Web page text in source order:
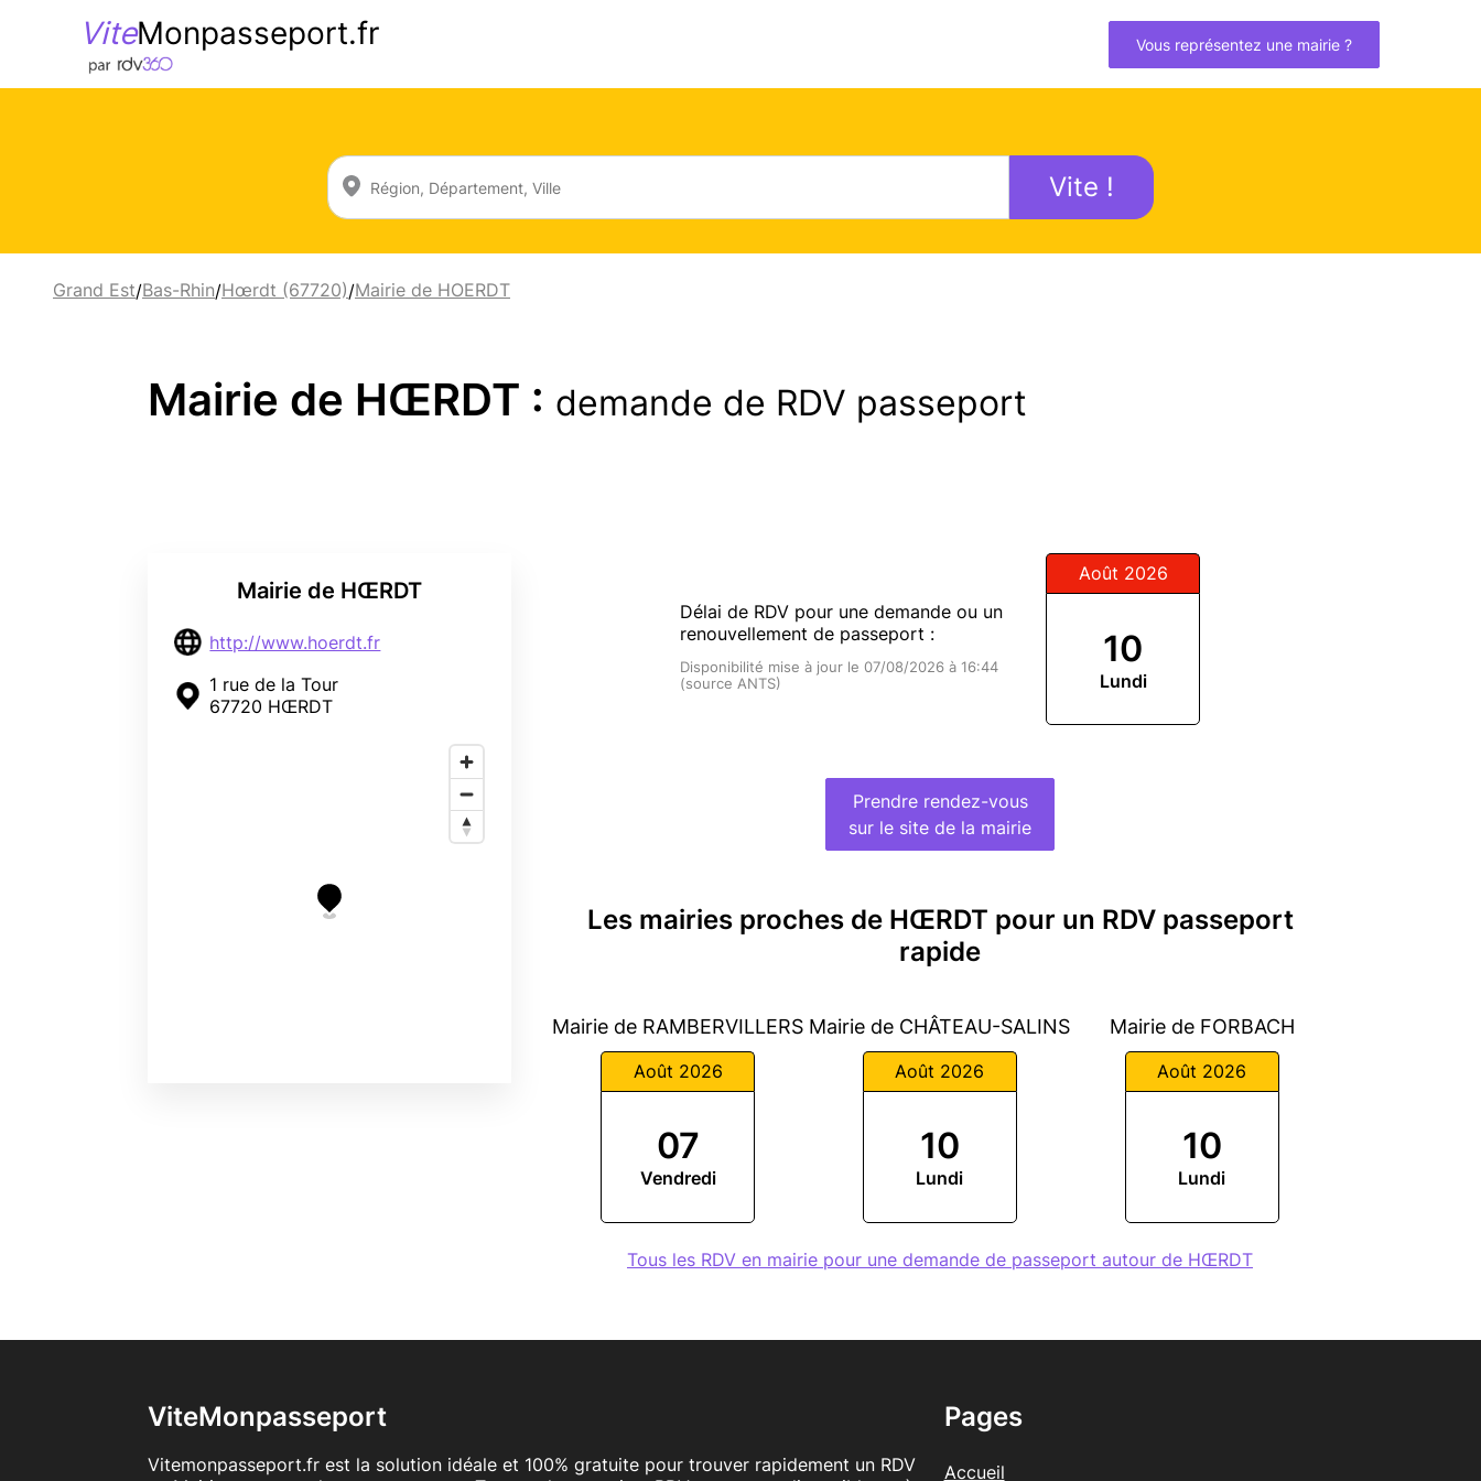
ViteMonpasseport.fr Vous représentez une mairie ?
Vite !
Grand Est/Bas-Rhin/Hœrdt (67720)/Mairie de HOERDT
Mairie de HŒRDT : demande de RDV passeport
Mairie de HŒRDT
http://www.hoerdt.fr
1 rue de la Tour
67720 HŒRDT
Délai de RDV pour une demande ou un
renouvellement de passeport :
Disponibilité mise à jour le 07/08/2026 à 16:44
(source ANTS)
Août 2026
10
Lundi
Prendre rendez-vous
sur le site de la mairie
Les mairies proches de HŒRDT pour un RDV passeport
rapide
Mairie de RAMBERVILLERS
Août 2026
07
Vendredi
Mairie de CHÂTEAU-SALINS
Août 2026
10
Lundi
Mairie de FORBACH
Août 2026
10
Lundi
Tous les RDV en mairie pour une demande de passeport autour de HŒRDT
ViteMonpasseport
Vitemonpasseport.fr est la solution idéale et 100% gratuite pour trouver rapidement un RDV
Pages
Accueil